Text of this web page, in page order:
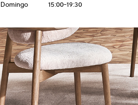
Domingo
15:00-19:30